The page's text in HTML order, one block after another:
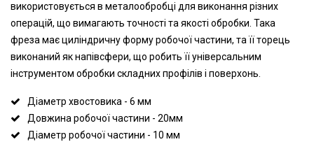
використовується в металообробці для виконання різних
операцій, що вимагають точності та якості обробки. Така
фреза має циліндричну форму робочої частини, та її торець
виконаний як напівсфери, що робить її універсальним
інструментом обробки складних профілів і поверхонь.
Діаметр хвостовика - 6 мм
Довжина робочої частини - 20мм
Діаметр робочої частини - 10 мм